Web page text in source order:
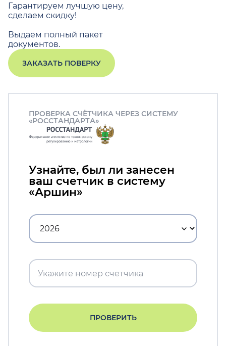
Гарантируем лучшую цену,
сделаем скидку!
Выдаем полный пакет
документов.
ЗАКАЗАТЬ ПОВЕРКУ
ПРОВЕРКА СЧЁТЧИКА ЧЕРЕЗ СИСТЕМУ
«РОССТАНДАРТА»
Узнайте, был ли занесен
ваш счетчик в систему
«Аршин»
ПРОВЕРИТЬ